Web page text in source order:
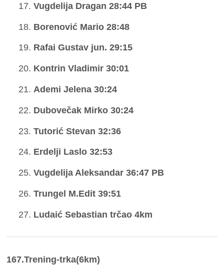
Vugdelija Dragan 28:44 PB
Borenović Mario 28:48
Rafai Gustav jun. 29:15
Kontrin Vladimir 30:01
Ademi Jelena 30:24
Dubovečak Mirko 30:24
Tutorić Stevan 32:36
Erdelji Laslo 32:53
Vugdelija Aleksandar 36:47 PB
Trungel M.Edit 39:51
Ludaić Sebastian trčao 4km
167.Trening-trka(6km)